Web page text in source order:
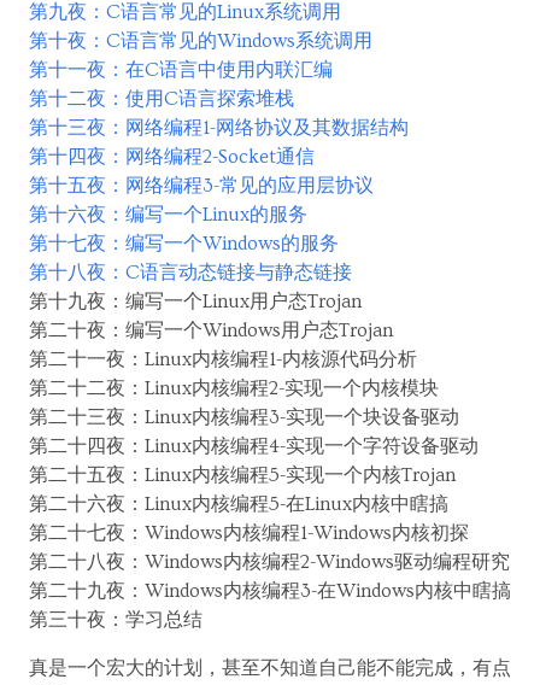
第九夜：C语言常见的Linux系统调用
第十夜：C语言常见的Windows系统调用
第十一夜：在C语言中使用内联汇编
第十二夜：使用C语言探索堆栈
第十三夜：网络编程1-网络协议及其数据结构
第十四夜：网络编程2-Socket通信
第十五夜：网络编程3-常见的应用层协议
第十六夜：编写一个Linux的服务
第十七夜：编写一个Windows的服务
第十八夜：C语言动态链接与静态链接
第十九夜：编写一个Linux用户态Trojan
第二十夜：编写一个Windows用户态Trojan
第二十一夜：Linux内核编程1-内核源代码分析
第二十二夜：Linux内核编程2-实现一个内核模块
第二十三夜：Linux内核编程3-实现一个块设备驱动
第二十四夜：Linux内核编程4-实现一个字符设备驱动
第二十五夜：Linux内核编程5-实现一个内核Trojan
第二十六夜：Linux内核编程5-在Linux内核中瞎搞
第二十七夜：Windows内核编程1-Windows内核初探
第二十八夜：Windows内核编程2-Windows驱动编程研究
第二十九夜：Windows内核编程3-在Windows内核中瞎搞
第三十夜：学习总结
真是一个宏大的计划，甚至不知道自己能不能完成，有点